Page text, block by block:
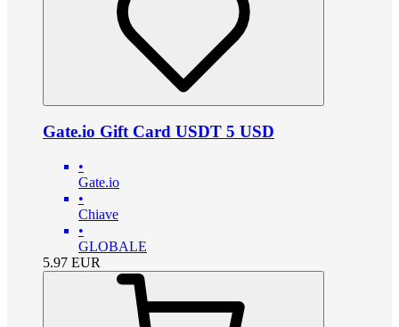
Gate.io Gift Card USDT 5 USD
•
Gate.io
•
Chiave
•
GLOBALE
5.97 EUR